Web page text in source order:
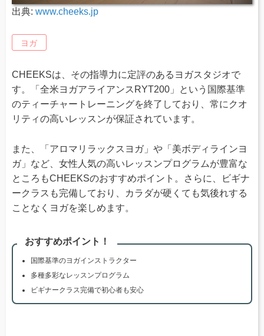
出典: www.cheeks.jp
ヨガ
CHEEKSは、その指導力に定評のあるヨガスタジオで
す。「全米ヨガアライアンスRYT200」という国際基準
のティーチャートレーニングを終了しており、常にクオ
リティの高いレッスンが保証されています。
また、「アロマリラックスヨガ」や「美ボディラインヨ
ガ」など、女性人気の高いレッスンプログラムが豊富な
ところもCHEEKSのおすすめポイント。さらに、ビギナ
ークラスも完備しており、カラダが硬くても気後れする
ことなくヨガを楽しめます。
おすすめポイント！
国際基準のヨガインストラクター
多種多彩なレッスンプログラム
ビギナークラス完備で初心者も安心